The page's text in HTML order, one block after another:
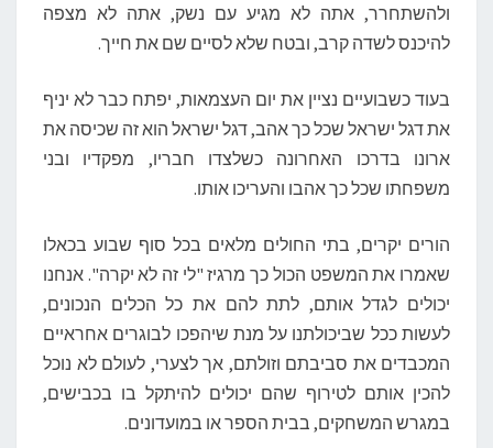
ולהשתחרר, אתה לא מגיע עם נשק, אתה לא מצפה
להיכנס לשדה קרב, ובטח שלא לסיים שם את חייך.
בעוד כשבועיים נציין את יום העצמאות, יפתח כבר לא יניף
את דגל ישראל שכל כך אהב, דגל ישראל הוא זה שכיסה את
ארונו בדרכו האחרונה כשלצדו חבריו, מפקדיו ובני
משפחתו שכל כך אהבו והעריכו אותו.
הורים יקרים, בתי החולים מלאים בכל סוף שבוע בכאלו
שאמרו את המשפט הכול כך מרגיז "לי זה לא יקרה". אנחנו
יכולים לגדל אותם, לתת להם את כל הכלים הנכונים,
לעשות ככל שביכולתנו על מנת שיהפכו לבוגרים אחראיים
המכבדים את סביבתם וזולתם, אך לצערי, לעולם לא נוכל
להכין אותם לטירוף שהם יכולים להיתקל בו בכבישים,
במגרש המשחקים, בבית הספר או במועדונים.